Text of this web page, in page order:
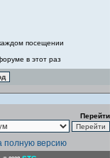
посещении
в этот раз
Перейти
полную версию